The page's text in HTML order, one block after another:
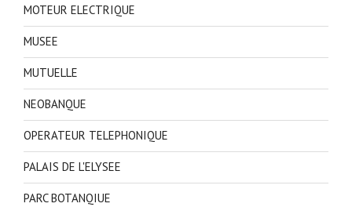
MOTEUR ELECTRIQUE
MUSEE
MUTUELLE
NEOBANQUE
OPERATEUR TELEPHONIQUE
PALAIS DE L'ELYSEE
PARC BOTANQIUE